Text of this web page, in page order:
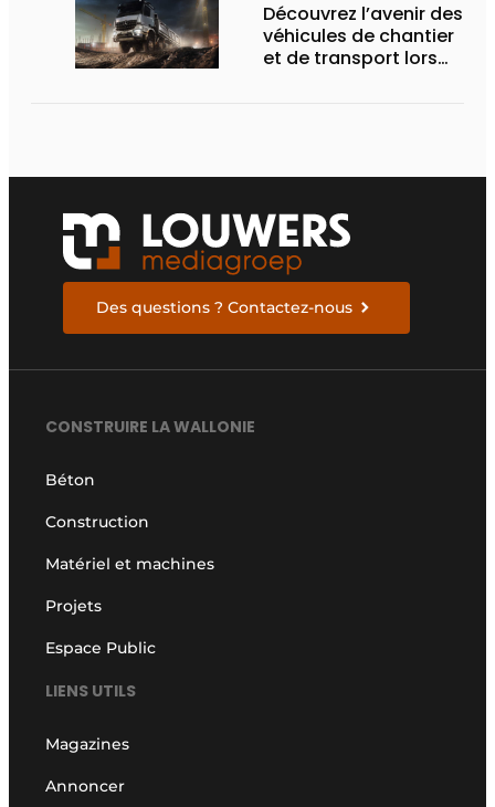
Découvrez l’avenir des
véhicules de chantier
et de transport lors
Des questions ? Contactez-nous
CONSTRUIRE LA WALLONIE
Béton
Construction
Matériel et machines
Projets
Espace Public
LIENS UTILS
Magazines
Annoncer